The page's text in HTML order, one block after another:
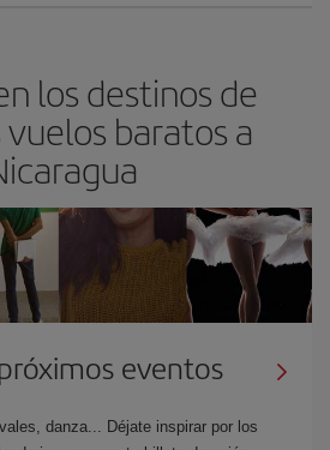
los destinos de
baratos a
eventos
danza... Déjate inspirar por los